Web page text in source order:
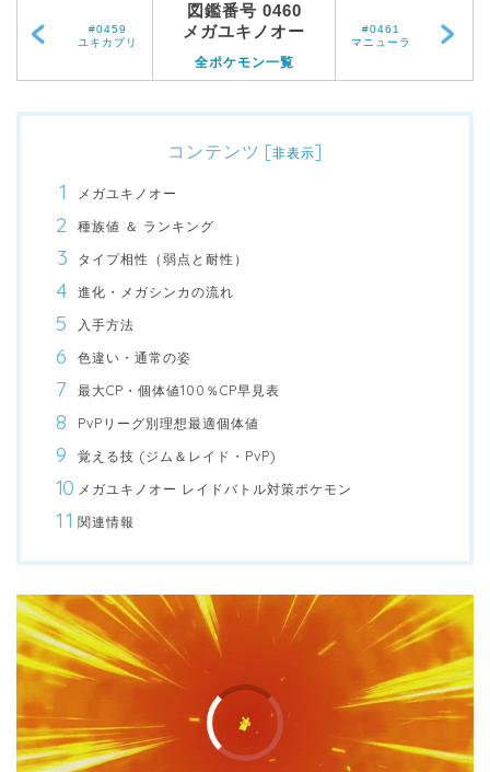
#0459
ユキカブリ
図鑑番号 0460
メガユキノオー
全ポケモン一覧
#0461
マニューラ
コンテンツ [非表示]
メガユキノオー
種族値 ＆ ランキング
タイプ相性（弱点と耐性）
進化・メガシンカの流れ
入手方法
色違い・通常の姿
最大CP・個体値100％CP早見表
PvPリーグ別理想最適個体値
覚える技 (ジム＆レイド・PvP)
メガユキノオー レイドバトル対策ポケモン
関連情報